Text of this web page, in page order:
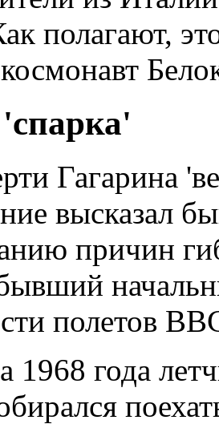
полагают,
Гагарина
высказал
причин
полетов
года